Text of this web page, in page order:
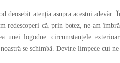
deosebit atenția asupra acestui
redescoperi că, prin botez, ne-am
unei logodne: circumstanțele
se schimbă. Devine limpede cui